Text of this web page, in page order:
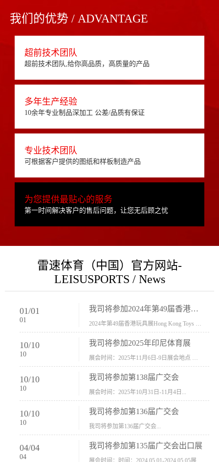
我们的优势 / ADVANTAGE
超前技术团队
超前技术团队,给你高品质，高质量的产品
多年生产经验
10余年专业制品深加工 公差/品质有保证
专业技术团队
可根据客户提供的图纸和样板制造产品
为您提供最贴心的服务
第一时间解决客户的售后问题，让您无后顾之忧
雷速体育（中国）官方网站-
LEISUSPORTS / News
01/01
01
我司将参加2024年第49届香港玩具展Hong Kong Toys & Games Fair 欢迎新···
10/10
10
我司将参加2025年印尼体育展
10/10
10
我司将参加第138届广交会
展会时间：2025年10月31日-11月4日...
10/10
10
我司将参加第136届广交会
我司将参加第136届广交会...
04/04
04
我司将参加第135届广交会出口展
展会时间：时间：2024.05.01-2024.05.05展会地址：中国进出口商品交易会展馆福建康莱宝公司展位号12.1G37-38、H11-12，浙江康莱宝展位号17.1B23-24、C19-20...